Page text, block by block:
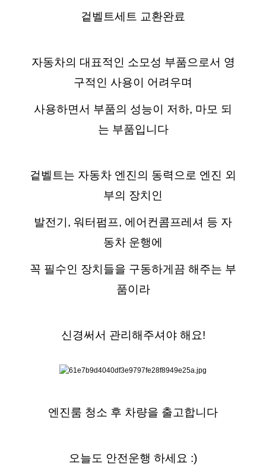
겉벨트세트 교환완료
자동차의 대표적인 소모성 부품으로서 영
구적인 사용이 어려우며
사용하면서 부품의 성능이 저하, 마모 되
는 부품입니다
겉벨트는 자동차 엔진의 동력으로 엔진 외
부의 장치인
발전기, 워터펌프, 에어컨콤프레셔 등 자
동차 운행에
꼭 필수인 장치들을 구동하게끔 해주는 부
품이라
신경써서 관리해주셔야 해요!
엔진룸 청소 후 차량을 출고합니다
오늘도 안전운행 하세요 :)